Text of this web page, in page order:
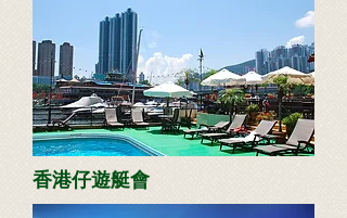
​香港仔遊艇會